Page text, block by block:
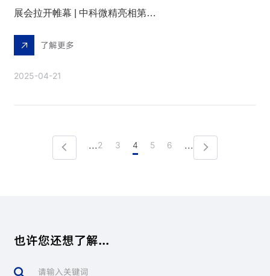
2025-04-21
展会拉开帷幕 | 中科微精亮相第十九届中国国际机床展览会（E3-A211）
了解更多
···2 3 4 5 6 ···
也许您还想了解...